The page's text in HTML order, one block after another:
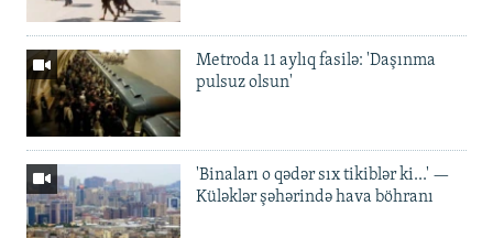
Metroda 11 aylıq fasilə: 'Daşınma
pulsuz olsun'
'Binaları o qədər sıx tikiblər ki...' —
Küləklər şəhərində hava böhranı